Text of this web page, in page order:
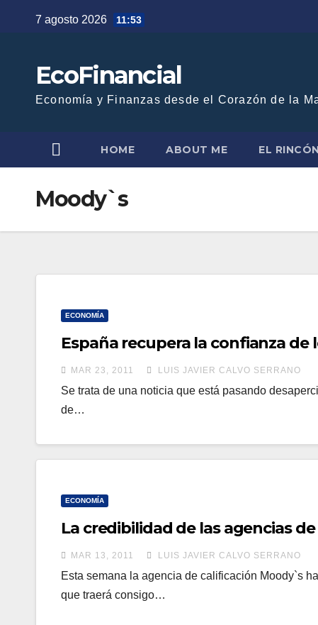
7 agosto 2026 11:53
EcoFinancial
Economía y Finanzas desde el Corazón de la
HOME ABOUT ME EL
Moody`s
ECONOMÍA
España recupera la confianza de
MAR 23, 2011 LUIS JAVIER CALVO SERRANO
Se trata de una noticia que está pasando
de…
ECONOMÍA
La credibilidad de las agencias
MAR 13, 2011 LUIS JAVIER CALVO SERRANO
Esta semana la agencia de calificación Moody`s
que traerá consigo…